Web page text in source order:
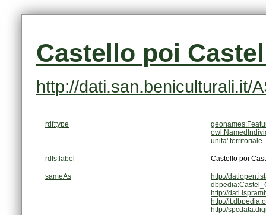
Castello poi
http://dati.san.beniculturali.it/
rdf:type
unita' territoriale
rdfs:label Castello poi
sameAs
http://
http://
http://
http://